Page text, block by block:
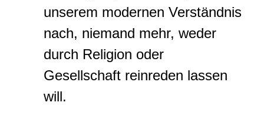
unserem modernen Verständnis
nach, niemand mehr, weder
durch Religion oder
Gesellschaft reinreden lassen
will.